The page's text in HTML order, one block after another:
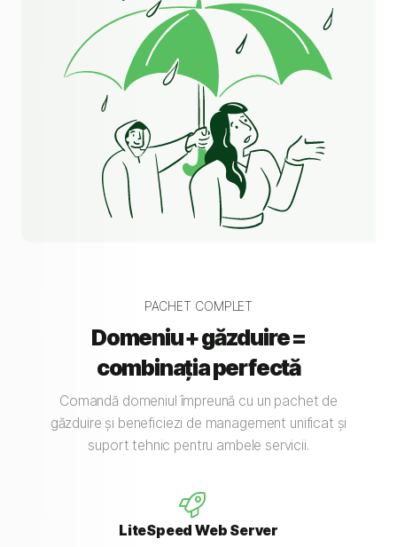
PACHET COMPLET
Domeniu + găzduire =
combinația perfectă
Comandă domeniul împreună cu un pachet de
găzduire și beneficiezi de management unificat și
suport tehnic pentru ambele servicii.
LiteSpeed Web Server